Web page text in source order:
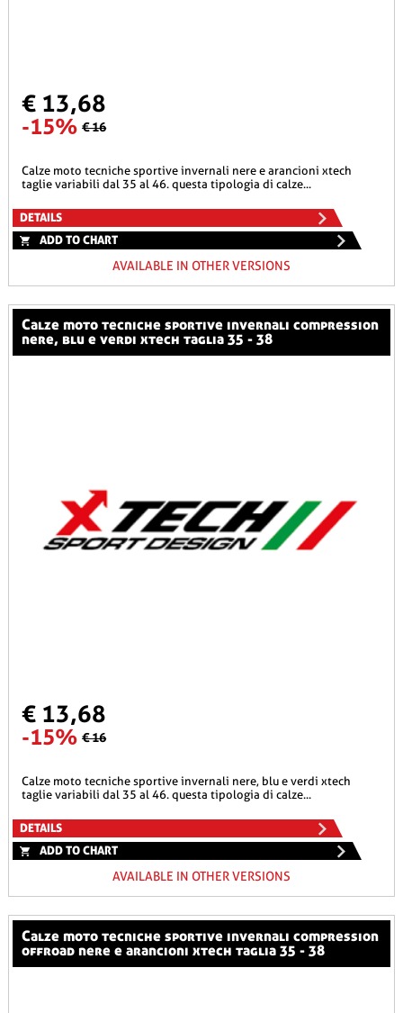
€ 13,68
-15% € 16
calze moto tecniche sportive invernali nere e arancioni xtech
taglie variabili dal 35 al 46. questa tipologia di calze...
DETAILS
ADD TO CHART
AVAILABLE IN OTHER VERSIONS
calze moto tecniche sportive invernali compression
nere, blu e verdi xtech taglia 35 - 38
€ 13,68
-15% € 16
calze moto tecniche sportive invernali nere, blu e verdi xtech
taglie variabili dal 35 al 46. questa tipologia di calze...
DETAILS
ADD TO CHART
AVAILABLE IN OTHER VERSIONS
calze moto tecniche sportive invernali compression
offroad nere e arancioni xtech taglia 35 - 38